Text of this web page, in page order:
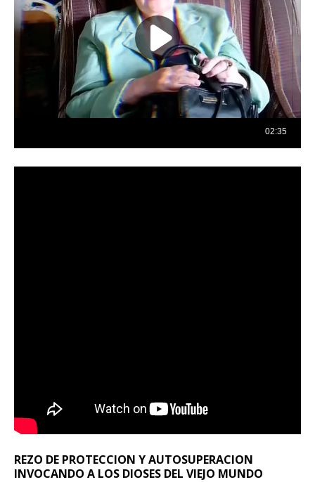
REZO DE PROTECCION Y AUTOSUPERACION
INVOCANDO A LOS DIOSES DEL VIEJO MUNDO